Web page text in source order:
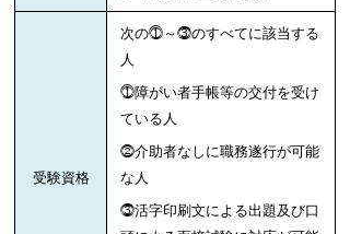
受験資格
次の⓵～⓷のすべてに該当する
人
⓵障がい者手帳等の交付を受け
ている人
⓶介助者なしに職務遂行が可能
な人
⓷活字印刷文による出題及び口